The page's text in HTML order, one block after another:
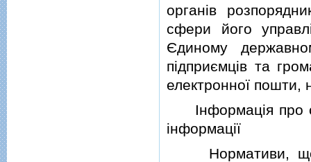
органiв
сфери його
Єдиному
пiдприємцiв та
електронної
Iнформацiя про
iнформацiї
Нормативи, що